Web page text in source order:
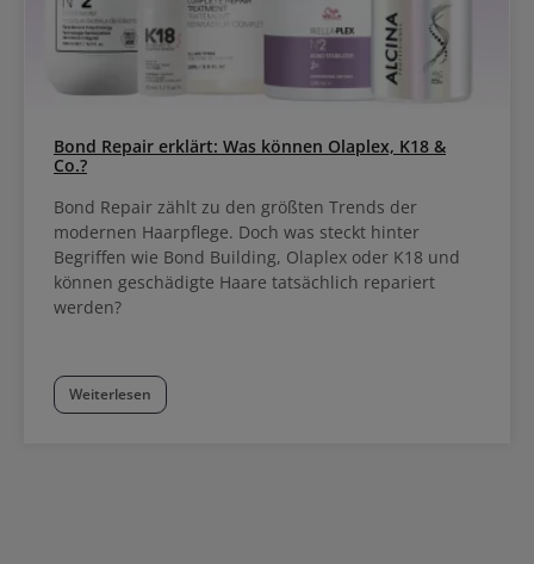
Bond Repair erklärt: Was können Olaplex, K18 &
Co.?
Bond Repair zählt zu den größten Trends der
modernen Haarpflege. Doch was steckt hinter
Begriffen wie Bond Building, Olaplex oder K18 und
können geschädigte Haare tatsächlich repariert
werden?
Weiterlesen